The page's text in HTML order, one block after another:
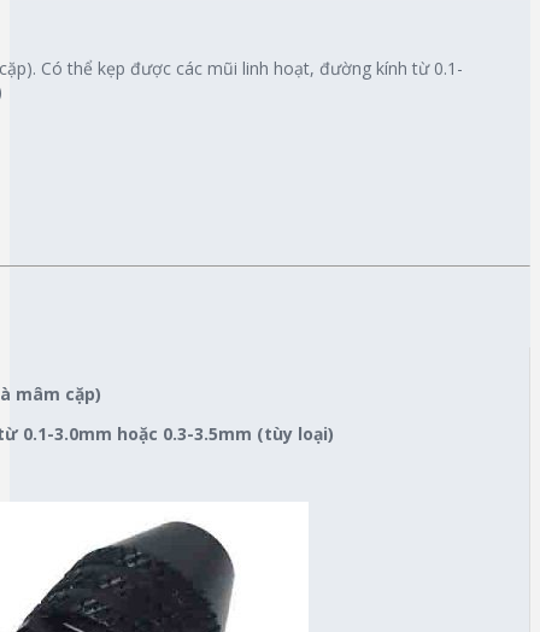
Có thể kẹp được các mũi linh hoạt, đường kính từ 0.1-
mâm cặp)
0.1-3.0mm hoặc 0.3-3.5mm (tùy loại)